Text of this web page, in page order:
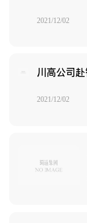
2021/12/02
2021/12/02